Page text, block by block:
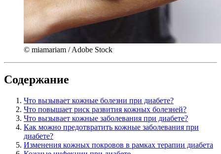
© miamariam / Adobe Stock
Содержание
Что вызывает кожные болезни при диабете?
Что повышает риск развития кожных болезней?
Что вызывает кожные заболевания при диабете?
Как можно предотвратить кожные заболевания при
диабете?
Изменения кожных покровов в рамках терапии диабета